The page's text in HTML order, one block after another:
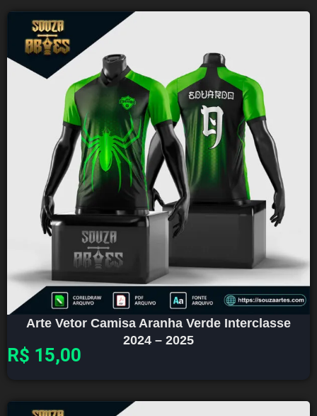
Arte Vetor Camisa Aranha Verde Interclasse
2024 – 2025
R$ 15,00